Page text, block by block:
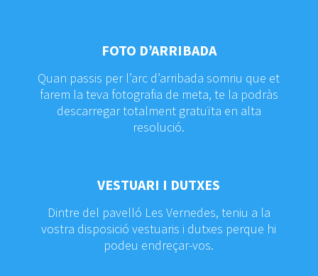
FOTO D’ARRIBADA
Quan passis per l’arc d’arribada somriu que et
farem la teva fotografia de meta, te la podràs
descarregar totalment gratuïta en alta
resolució.
VESTUARI I DUTXES
Dintre del pavelló Les Vernedes, teniu a la
vostra disposició vestuaris i dutxes perque hi
podeu endreçar-vos.